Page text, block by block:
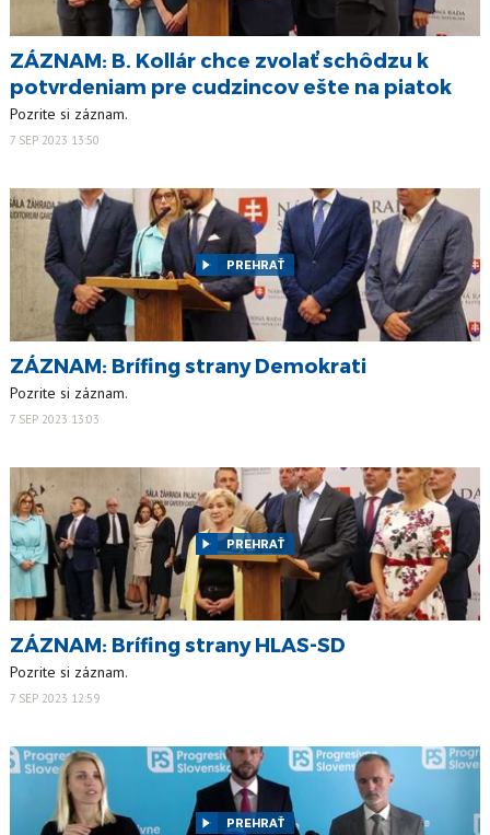
ZÁZNAM: B. Kollár chce zvolať schôdzu k
potvrdeniam pre cudzincov ešte na piatok
Pozrite si záznam.
7 SEP 2023 13:50
PREHRAŤ
ZÁZNAM: Brífing strany Demokrati
Pozrite si záznam.
7 SEP 2023 13:03
PREHRAŤ
ZÁZNAM: Brífing strany HLAS-SD
Pozrite si záznam.
7 SEP 2023 12:59
PREHRAŤ